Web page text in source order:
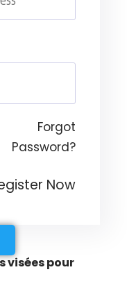
Forgot
Password?
Now
visées pour